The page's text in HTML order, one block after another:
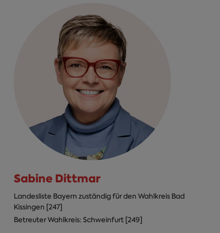
Sabine Dittmar
Landesliste Bayern zuständig für den Wahlkreis Bad
Kissingen [247]
Betreuter Wahlkreis: Schweinfurt [249]